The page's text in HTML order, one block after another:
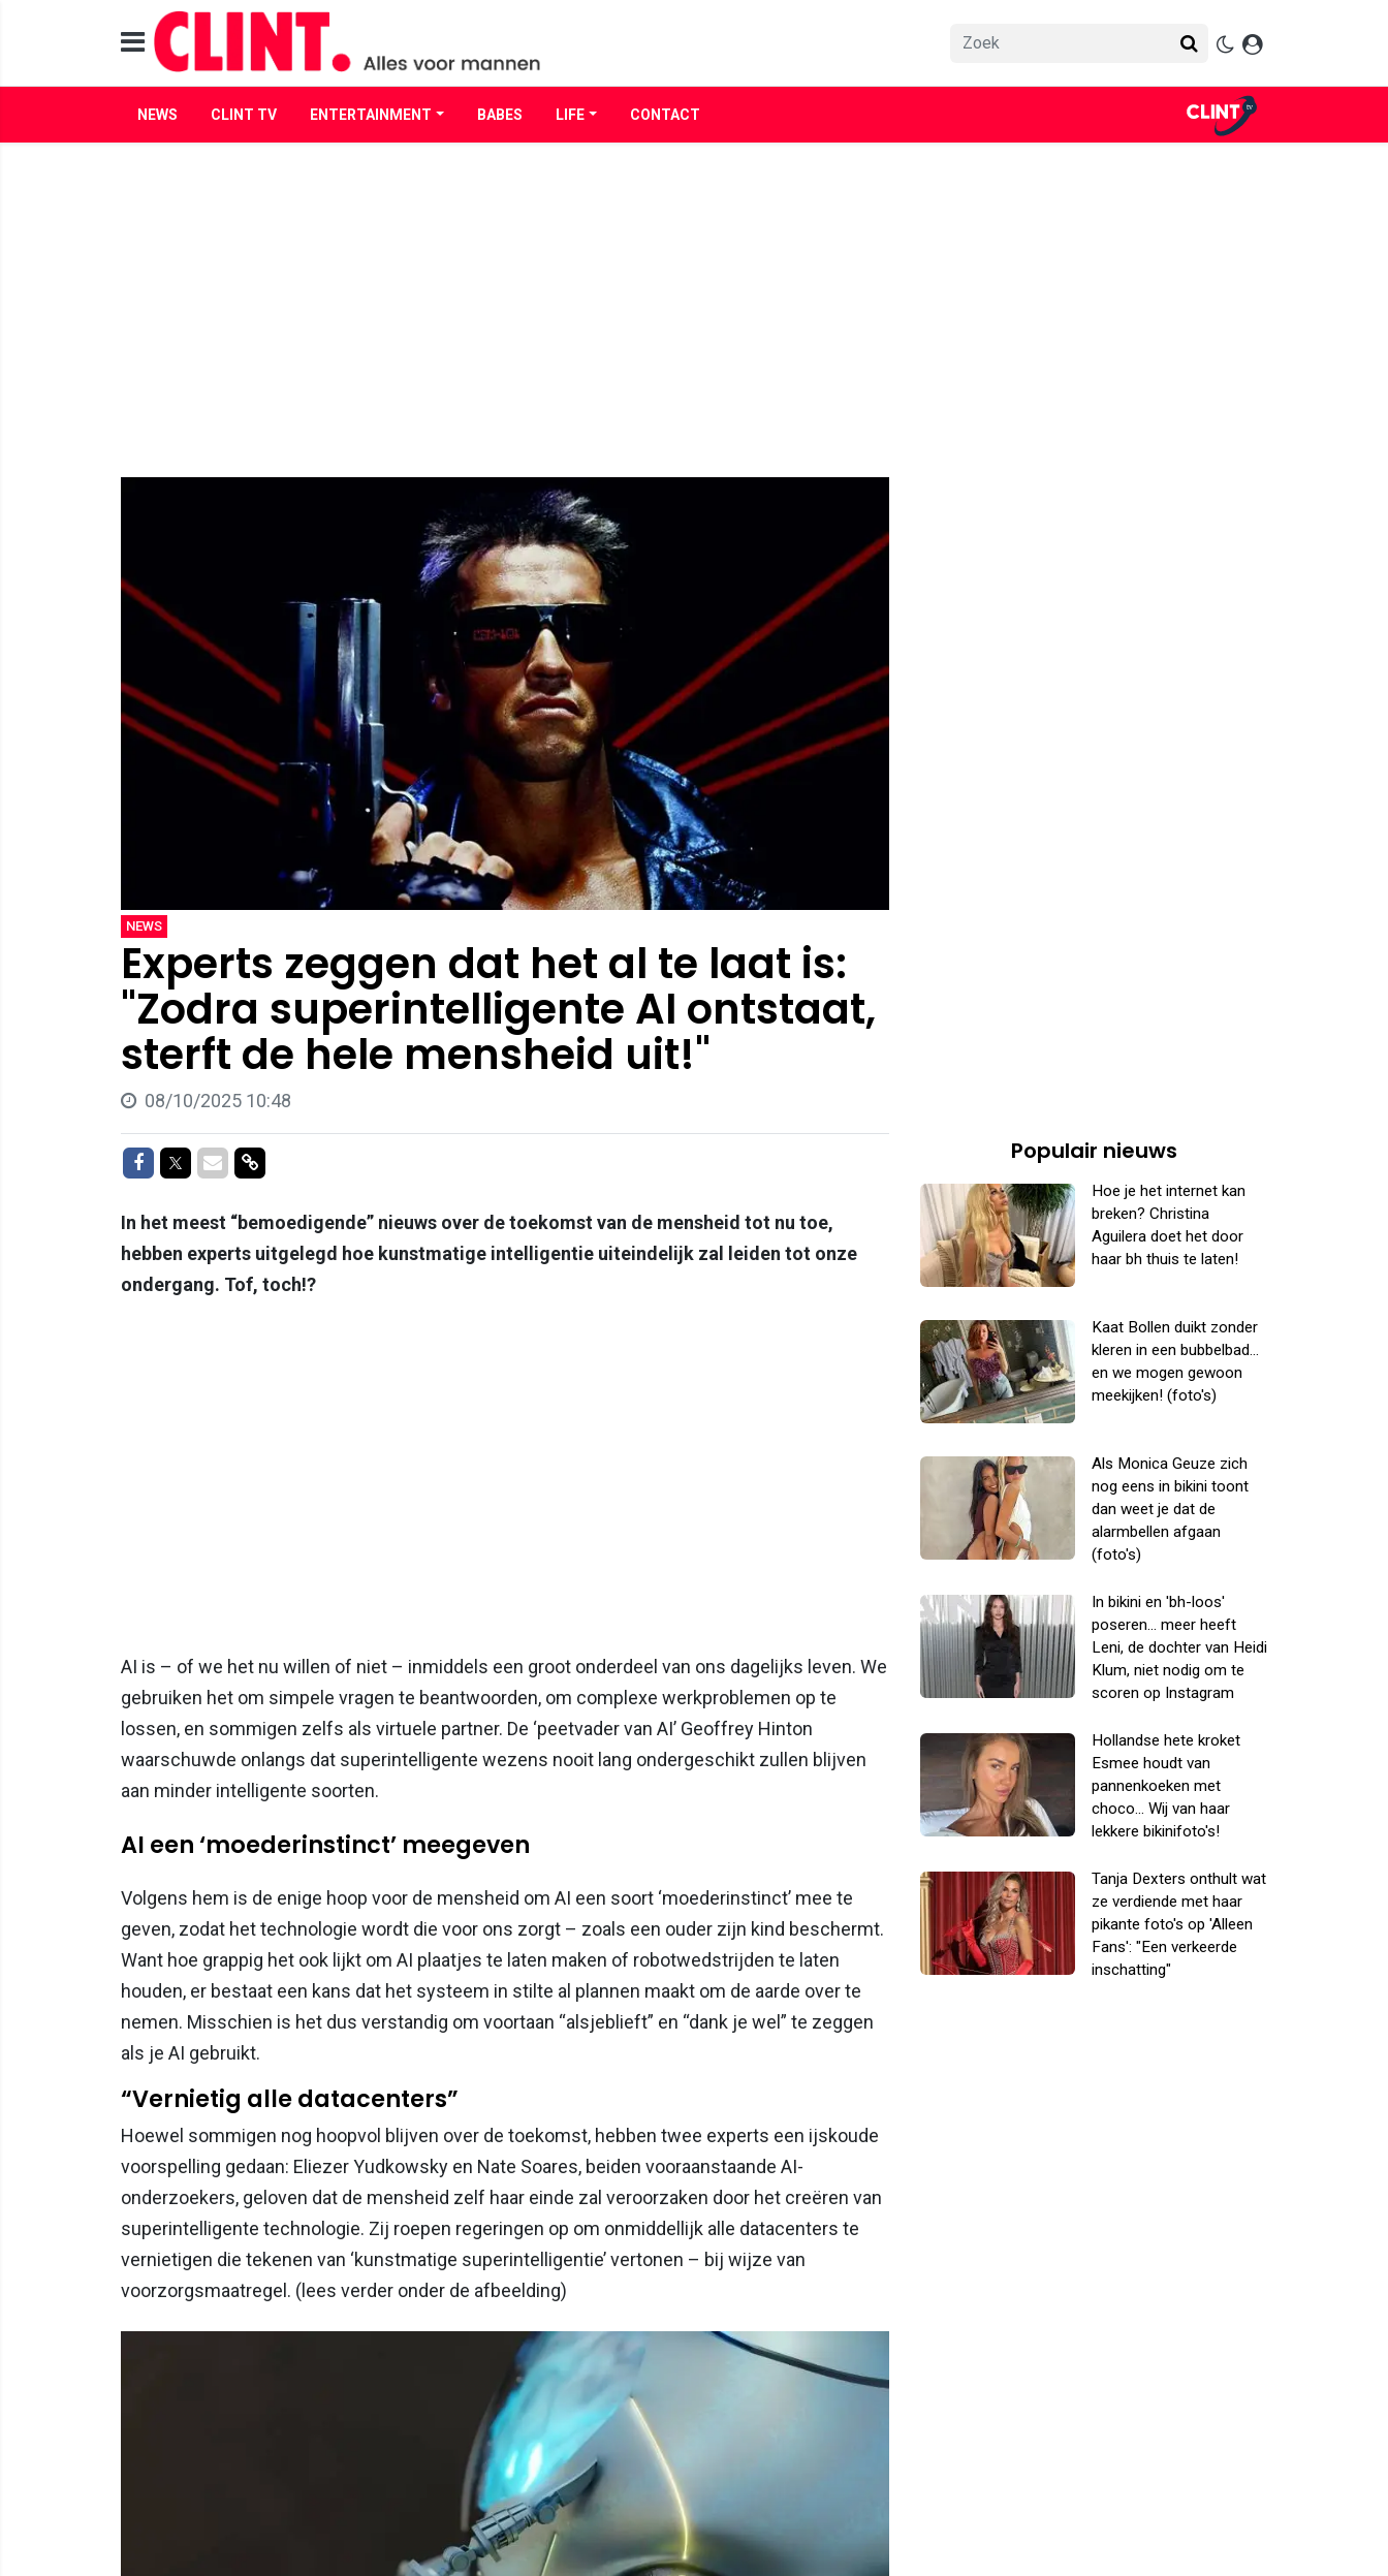
NEWS CLINT TV ENTERTAINMENT BABES LIFE CONTACT
NEWS
Experts zeggen dat het al te laat is:
"Zodra superintelligente AI ontstaat,
sterft de hele mensheid uit!"
08/10/2025 10:48
Delen op Facebook
Delen op Twitter
Delen via Mail
Delen via link
In het meest “bemoedigende” nieuws over de toekomst van de mensheid tot nu toe,
hebben experts uitgelegd hoe kunstmatige intelligentie uiteindelijk zal leiden tot onze
ondergang. Tof, toch!?
AI is – of we het nu willen of niet – inmiddels een groot onderdeel van ons dagelijks leven. We
gebruiken het om simpele vragen te beantwoorden, om complexe werkproblemen op te
lossen, en sommigen zelfs als virtuele partner. De ‘peetvader van AI’ Geoffrey Hinton
waarschuwde onlangs dat superintelligente wezens nooit lang ondergeschikt zullen blijven
aan minder intelligente soorten.
AI een ‘moederinstinct’ meegeven
Volgens hem is de enige hoop voor de mensheid om AI een soort ‘moederinstinct’ mee te
geven, zodat het technologie wordt die voor ons zorgt – zoals een ouder zijn kind beschermt.
Want hoe grappig het ook lijkt om AI plaatjes te laten maken of robotwedstrijden te laten
houden, er bestaat een kans dat het systeem in stilte al plannen maakt om de aarde over te
nemen. Misschien is het dus verstandig om voortaan “alsjeblieft” en “dank je wel” te zeggen
als je AI gebruikt.
“Vernietig alle datacenters”
Hoewel sommigen nog hoopvol blijven over de toekomst, hebben twee experts een ijskoude
voorspelling gedaan: Eliezer Yudkowsky en Nate Soares, beiden vooraanstaande AI-
onderzoekers, geloven dat de mensheid zelf haar einde zal veroorzaken door het creëren van
superintelligente technologie. Zij roepen regeringen op om onmiddellijk alle datacenters te
vernietigen die tekenen van ‘kunstmatige superintelligentie’ vertonen – bij wijze van
voorzorgsmaatregel. (lees verder onder de afbeelding)
Populair nieuws
Hoe je het internet kan
breken? Christina
Aguilera doet het door
haar bh thuis te laten!
Kaat Bollen duikt zonder
kleren in een bubbelbad...
en we mogen gewoon
meekijken! (foto's)
Als Monica Geuze zich
nog eens in bikini toont
dan weet je dat de
alarmbellen afgaan
(foto's)
In bikini en 'bh-loos'
poseren... meer heeft
Leni, de dochter van Heidi
Klum, niet nodig om te
scoren op Instagram
Hollandse hete kroket
Esmee houdt van
pannenkoeken met
choco... Wij van haar
lekkere bikinifoto's!
Tanja Dexters onthult wat
ze verdiende met haar
pikante foto's op 'Alleen
Fans': "Een verkeerde
inschatting"